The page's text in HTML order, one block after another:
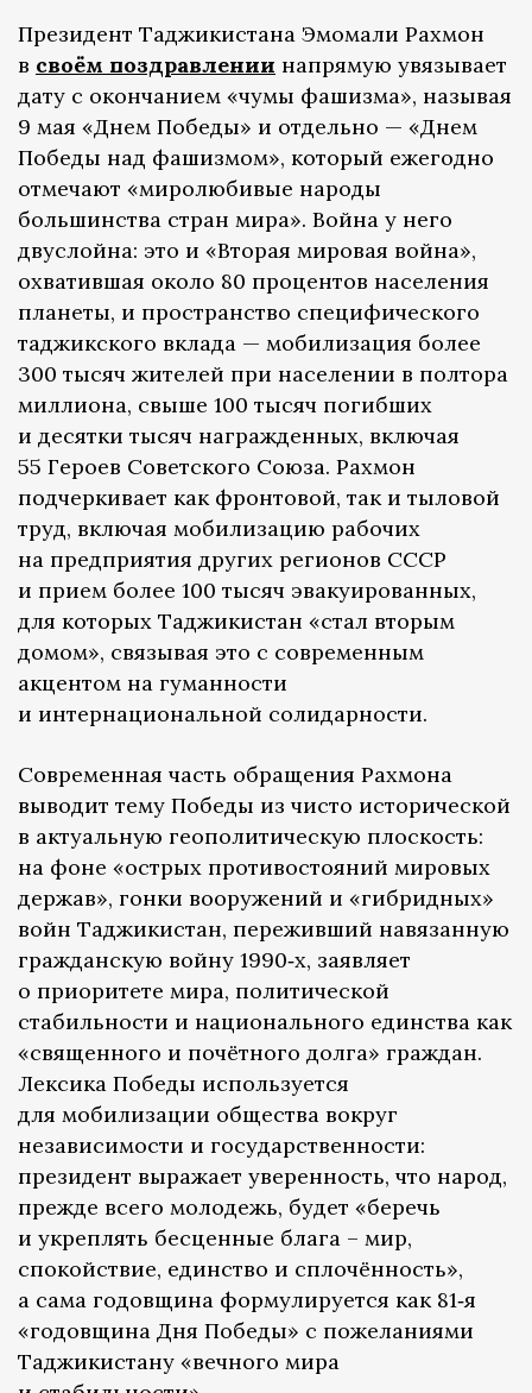
Президент Таджикистана Эмомали Рахмон
в своём поздравлении напрямую увязывает
дату с окончанием «чумы фашизма», называя
9 мая «Днем Победы» и отдельно — «Днем
Победы над фашизмом», который ежегодно
отмечают «миролюбивые народы
большинства стран мира». Война у него
двуслойна: это и «Вторая мировая война»,
охватившая около 80 процентов населения
планеты, и пространство специфического
таджикского вклада — мобилизация более
300 тысяч жителей при населении в полтора
миллиона, свыше 100 тысяч погибших
и десятки тысяч награжденных, включая
55 Героев Советского Союза. Рахмон
подчеркивает как фронтовой, так и тыловой
труд, включая мобилизацию рабочих
на предприятия других регионов СССР
и прием более 100 тысяч эвакуированных,
для которых Таджикистан «стал вторым
домом», связывая это с современным
акцентом на гуманности
и интернациональной солидарности.
Современная часть обращения Рахмона
выводит тему Победы из чисто исторической
в актуальную геополитическую плоскость:
на фоне «острых противостояний мировых
держав», гонки вооружений и «гибридных»
войн Таджикистан, переживший навязанную
гражданскую войну 1990‑х, заявляет
о приоритете мира, политической
стабильности и национального единства как
«священного и почётного долга» граждан.
Лексика Победы используется
для мобилизации общества вокруг
независимости и государственности:
президент выражает уверенность, что народ,
прежде всего молодежь, будет «беречь
и укреплять бесценные блага – мир,
спокойствие, единство и сплочённость»,
а сама годовщина формулируется как 81‑я
«годовщина Дня Победы» с пожеланиями
Таджикистану «вечного мира